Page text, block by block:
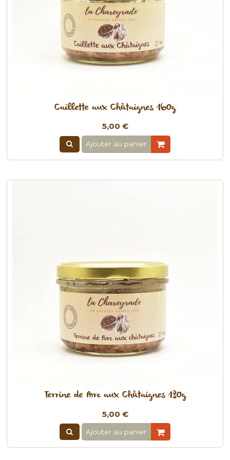
Caillette aux Châtaignes 160g
5,00 €
Ajouter au panier
Terrine de Porc aux Châtaignes 180g
5,00 €
Ajouter au panier